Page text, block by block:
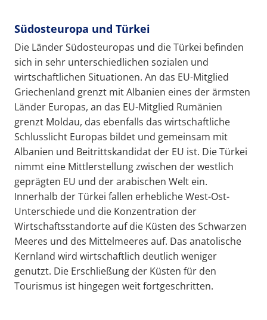
Südosteuropa und Türkei
Die Länder Südosteuropas und die Türkei befinden
sich in sehr unterschiedlichen sozialen und
wirtschaftlichen Situationen. An das EU-Mitglied
Griechenland grenzt mit Albanien eines der ärmsten
Länder Europas, an das EU-Mitglied Rumänien
grenzt Moldau, das ebenfalls das wirtschaftliche
Schlusslicht Europas bildet und gemeinsam mit
Albanien und Beitrittskandidat der EU ist. Die Türkei
nimmt eine Mittlerstellung zwischen der westlich
geprägten EU und der arabischen Welt ein.
Innerhalb der Türkei fallen erhebliche West-Ost-
Unterschiede und die Konzentration der
Wirtschaftsstandorte auf die Küsten des Schwarzen
Meeres und des Mittelmeeres auf. Das anatolische
Kernland wird wirtschaftlich deutlich weniger
genutzt. Die Erschließung der Küsten für den
Tourismus ist hingegen weit fortgeschritten.